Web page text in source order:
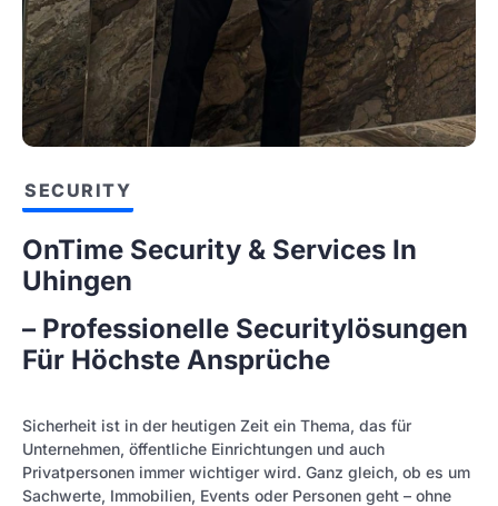
SECURITY
OnTime Security & Services In
Uhingen
– Professionelle Securitylösungen
Für Höchste Ansprüche
Sicherheit ist in der heutigen Zeit ein Thema, das für
Unternehmen, öffentliche Einrichtungen und auch
Privatpersonen immer wichtiger wird. Ganz gleich, ob es um
Sachwerte, Immobilien, Events oder Personen geht – ohne